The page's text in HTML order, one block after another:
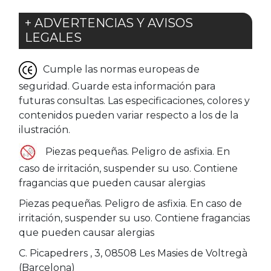
+ ADVERTENCIAS Y AVISOS
LEGALES
Cumple las normas europeas de
seguridad. Guarde esta información para
futuras consultas. Las especificaciones, colores y
contenidos pueden variar respecto a los de la
ilustración.
Piezas pequeñas. Peligro de asfixia. En
caso de irritación, suspender su uso. Contiene
fragancias que pueden causar alergias
Piezas pequeñas. Peligro de asfixia. En caso de
irritación, suspender su uso. Contiene fragancias
que pueden causar alergias
C. Picapedrers , 3, 08508 Les Masies de Voltregà
(Barcelona)